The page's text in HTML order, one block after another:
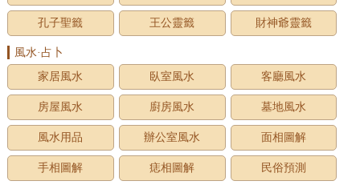
孔子聖籤 王公靈籤 財神爺靈籤
風水·占卜
家居風水
臥室風水 客廳風水
房屋風水 廚房風水 墓地風水
風水用品 辦公室風水 面相圖解
手相圖解 痣相圖解 民俗預測